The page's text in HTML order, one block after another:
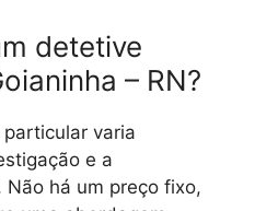
detetive
– RN?
varia
e a
há um preço fixo,